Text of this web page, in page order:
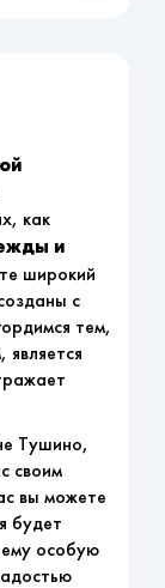
как
и
широкий
с
тем,
Тушино,
своим
вы можете
будет
особую